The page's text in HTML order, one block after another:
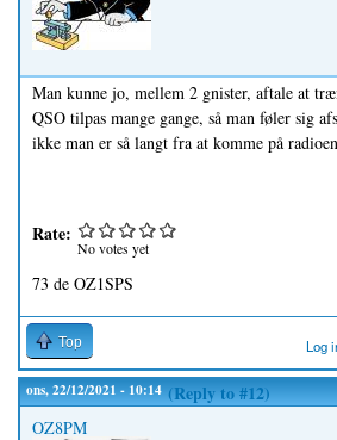
Man kunne jo, mellem 2 gnister, aftale at
QSO tilpas mange gange, så man føler sig
ikke man er så langt fra at komme på
Rate:
No votes yet
73 de OZ1SPS
Top Log
ons, 22/12/2021 - 10:14 (Reply to #12)
OZ8PM